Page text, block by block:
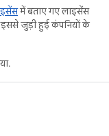
में बताए गए लाइसेंस
जुड़ी हुई कंपनियों के